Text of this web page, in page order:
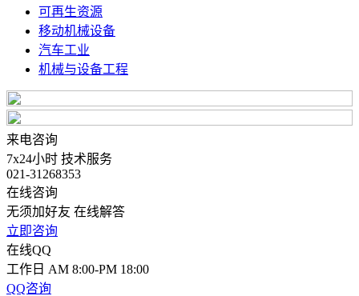
可再生资源
移动机械设备
汽车工业
机械与设备工程
来电咨询
7x24小时 技术服务
021-31268353
在线咨询
无须加好友 在线解答
立即咨询
在线QQ
工作日 AM 8:00-PM 18:00
QQ咨询